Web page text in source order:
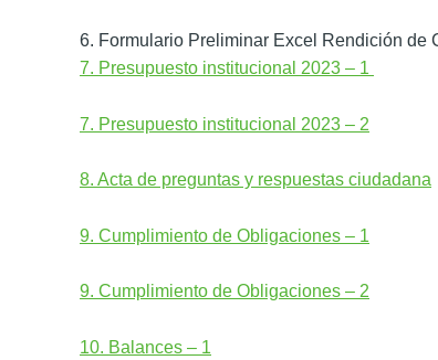
6. Formulario Preliminar Excel Rendición de
7. Presupuesto institucional 2023 – 1
7. Presupuesto institucional 2023 – 2
8. Acta de preguntas y respuestas ciudadana
9. Cumplimiento de Obligaciones – 1
9. Cumplimiento de Obligaciones – 2
10. Balances – 1